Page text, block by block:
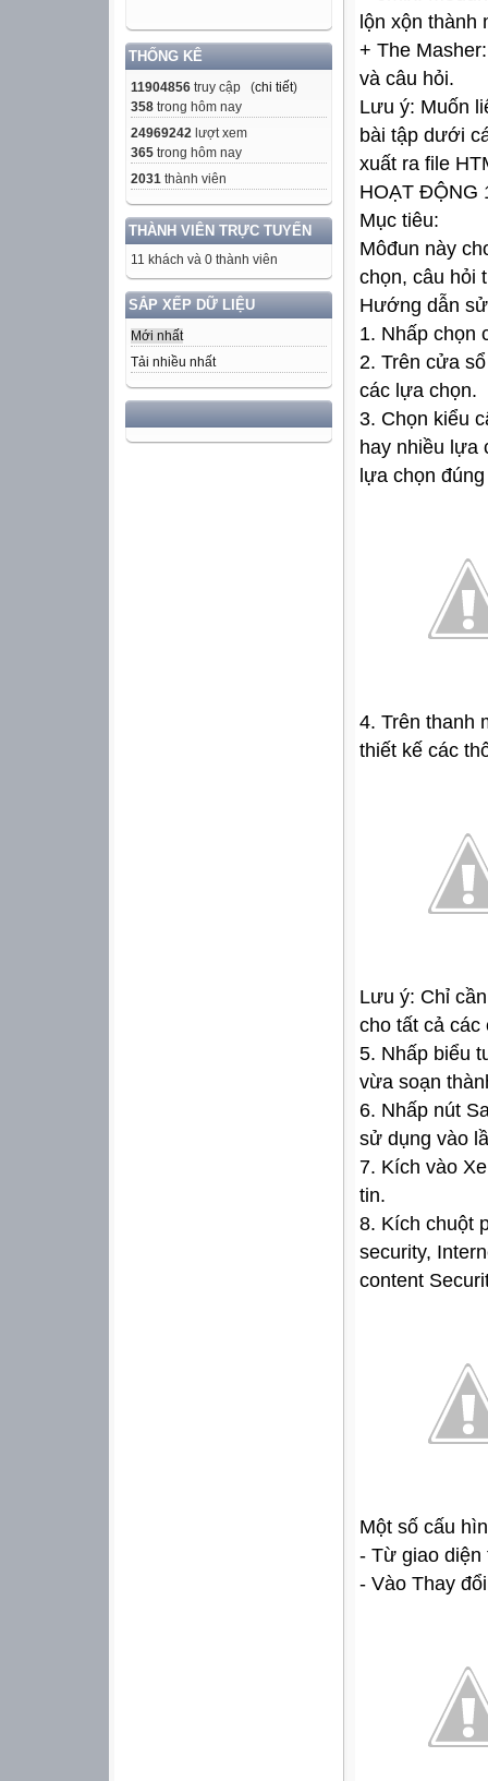
THỐNG KÊ
11904856 truy cập (chi tiết)
358 trong hôm nay
24969242 lượt xem
365 trong hôm nay
2031 thành viên
THÀNH VIÊN TRỰC TUYẾN
11 khách và 0 thành viên
SẮP XẾP DỮ LIỆU
Mới nhất
Tải nhiều nhất
lộn xộn thành
+ The
và câu hỏi.
Lưu ý: Muốn
bài tập dưới
xuất ra file
HOẠT ĐỘNG
Mục tiêu:
Môđun này
chọn, câu hỏi
Hướng dẫn
1. Nhấp chọn
2. Trên cửa
các lựa chọn.
3. Chọn kiểu
hay nhiều lựa
lựa chọn
4. Trên thanh
thiết kế các
Lưu ý: Chỉ
cho tất cả các
5. Nhấp biểu
vừa soạn
6. Nhấp nút
sử dụng vào
7. Kích vào
tin.
8. Kích chuột
security,
content
Một số cấu
- Từ giao diện
- Vào Thay